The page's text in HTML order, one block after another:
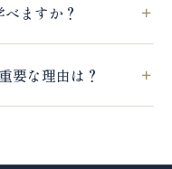
ますか？
要な理由は？